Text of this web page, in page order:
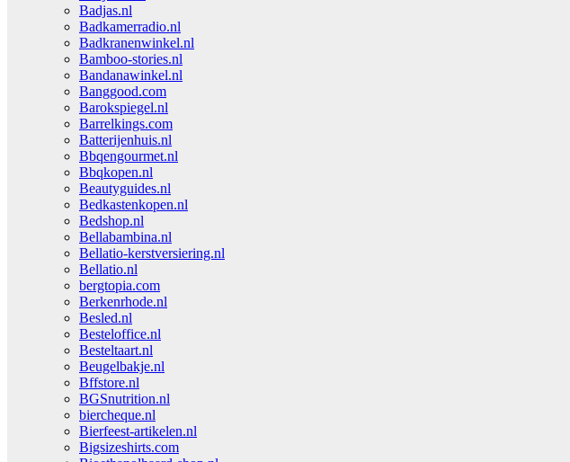
Badjas.nl
Badkamerradio.nl
Badkranenwinkel.nl
Bamboo-stories.nl
Bandanawinkel.nl
Banggood.com
Barokspiegel.nl
Barrelkings.com
Batterijenhuis.nl
Bbqengourmet.nl
Bbqkopen.nl
Beautyguides.nl
Bedkastenkopen.nl
Bedshop.nl
Bellabambina.nl
Bellatio-kerstversiering.nl
Bellatio.nl
bergtopia.com
Berkenrhode.nl
Besled.nl
Besteloffice.nl
Besteltaart.nl
Beugelbakje.nl
Bffstore.nl
BGSnutrition.nl
biercheque.nl
Bierfeest-artikelen.nl
Bigsizeshirts.com